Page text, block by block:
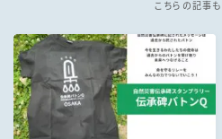
こちらの記事も